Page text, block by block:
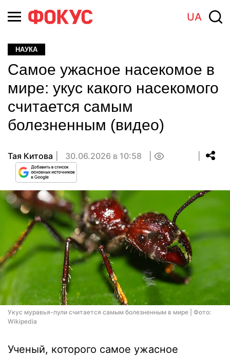
UA
НАУКА
Самое ужасное насекомое в
мире: укус какого насекомого
считается самым
болезненным (видео)
Тая Китова 30.06.2026 в 10:58
Укус муравья-пули считается самым болезненным в мире | Фото:
Wikipedia
Ученый, которого самое ужасное